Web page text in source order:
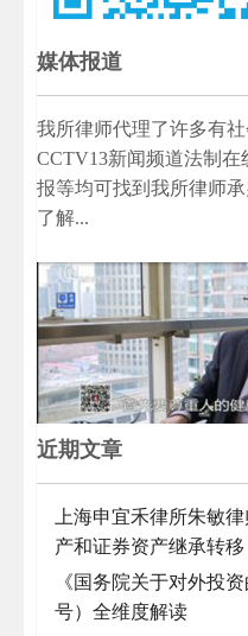
媒体报道
我所律师代理了许多有
CCTV13新闻频道法制
报等均可找到我所律师
了解...
近期文章
上海申宜禾律所朱敏
产和证券资产继承转移
《国务院关于对外投
号）全维度解读